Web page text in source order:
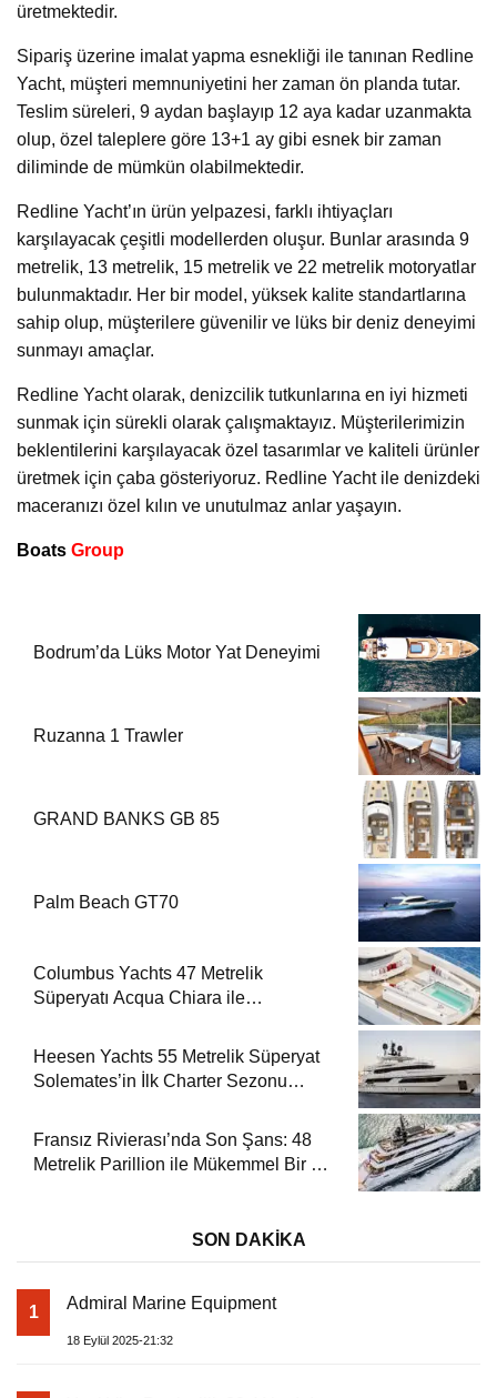
üretmektedir.
Sipariş üzerine imalat yapma esnekliği ile tanınan Redline
Yacht, müşteri memnuniyetini her zaman ön planda tutar.
Teslim süreleri, 9 aydan başlayıp 12 aya kadar uzanmakta
olup, özel taleplere göre 13+1 ay gibi esnek bir zaman
diliminde de mümkün olabilmektedir.
Redline Yacht’ın ürün yelpazesi, farklı ihtiyaçları
karşılayacak çeşitli modellerden oluşur. Bunlar arasında 9
metrelik, 13 metrelik, 15 metrelik ve 22 metrelik motoryatlar
bulunmaktadır. Her bir model, yüksek kalite standartlarına
sahip olup, müşterilere güvenilir ve lüks bir deniz deneyimi
sunmayı amaçlar.
Redline Yacht olarak, denizcilik tutkunlarına en iyi hizmeti
sunmak için sürekli olarak çalışmaktayız. Müşterilerimizin
beklentilerini karşılayacak özel tasarımlar ve kaliteli ürünler
üretmek için çaba gösteriyoruz. Redline Yacht ile denizdeki
maceranızı özel kılın ve unutulmaz anlar yaşayın.
Boats Group
Bodrum’da Lüks Motor Yat Deneyimi
Ruzanna 1 Trawler
GRAND BANKS GB 85
Palm Beach GT70
Columbus Yachts 47 Metrelik
Süperyatı Acqua Chiara ile
Heesen Yachts 55 Metrelik Süperyat
Solemates’in İlk Charter Sezonu
Fransız Rivierası’nda Son Şans: 48
Metrelik Parillion ile Mükemmel Bir Yat
SON DAKİKA
1 Admiral Marine Equipment
18 Eylül 2025-21:32